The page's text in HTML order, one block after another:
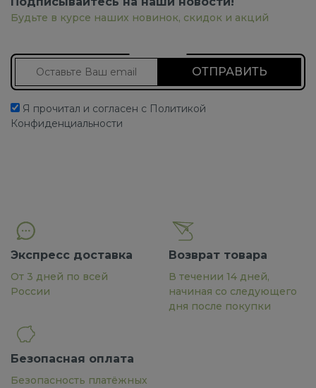
Будьте в курсе наших новинок, скидок и акций
Я прочитал и согласен с Политикой
Конфиденциальности
Экспресс доставка
От 3 дней по всей
России
Возврат товара
В течении 14 дней,
начиная со следующего
дня после покупки
Безопасная оплата
Безопасность платёжных